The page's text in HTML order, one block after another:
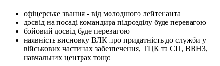
офіцерське звання - від молодшого лейтенанта
досвід на посаді командира підрозділу буде перевагою
бойовий досвід буде перевагою
наявність висновку ВЛК про придатність до служби у
військових частинах забезпечення, ТЦК та СП, ВВНЗ,
навчальних центрах тощо